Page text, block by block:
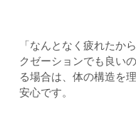
「なんとなく疲れたか
クゼーションでも良い
る場合は、体の構造を
安心です。